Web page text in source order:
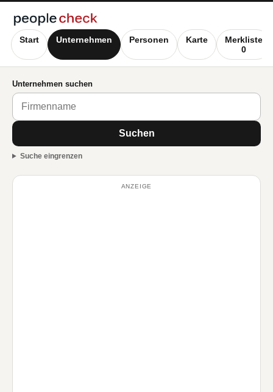
Start Unternehmen Personen Karte
Merkliste
0
Unternehmen suchen
Suchen
Suche eingrenzen
ANZEIGE